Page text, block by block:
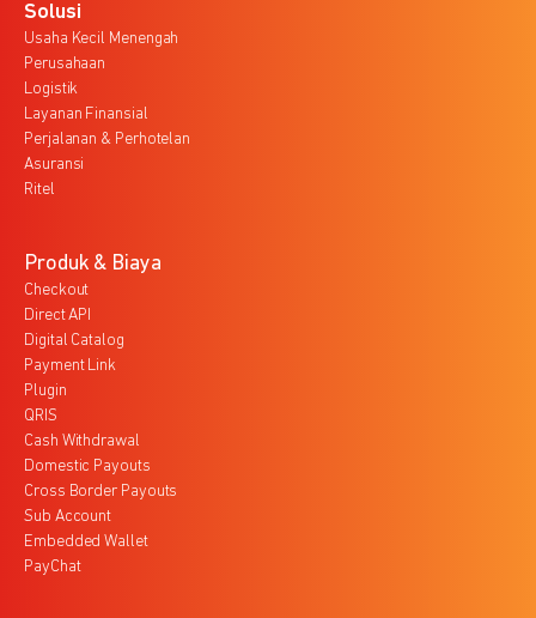
Solusi
Usaha Kecil Menengah
Perusahaan
Logistik
Layanan Finansial
Perjalanan & Perhotelan
Asuransi
Ritel
Produk & Biaya
Checkout
Direct API
Digital Catalog
Payment Link
Plugin
QRIS
Cash Withdrawal
Domestic Payouts
Cross Border Payouts
Sub Account
Embedded Wallet
PayChat